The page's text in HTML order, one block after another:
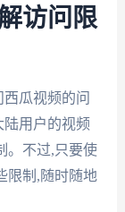
访问限
瓜视频的问
用户的视频
。不过,只要使
限制,随时随地